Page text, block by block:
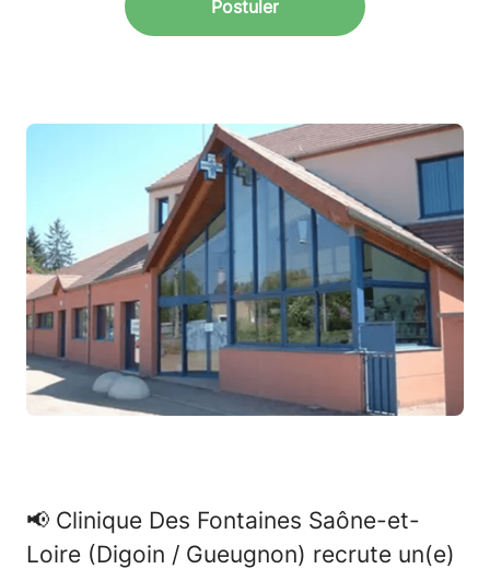
Postuler
📢 Clinique Des Fontaines Saône-et-
Loire (Digoin / Gueugnon) recrute un(e)